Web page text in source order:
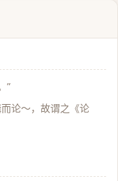
”
论～，故谓之《论